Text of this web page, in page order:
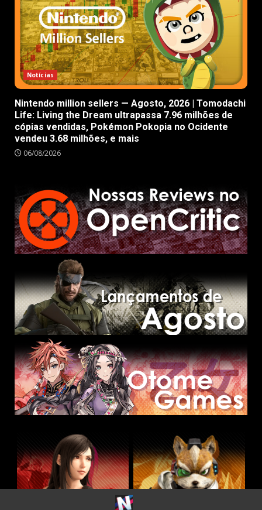
Notícias
Nintendo million sellers — Agosto, 2026 | Tomodachi
Life: Living the Dream ultrapassa 7.96 milhões de
cópias vendidas, Pokémon Pokopia no Ocidente
vendeu 3.68 milhões, e mais
06/08/2026